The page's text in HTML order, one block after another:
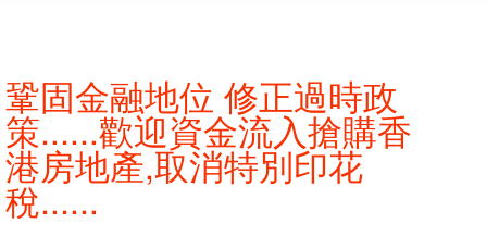
鞏固金融地位 修正過時政
策......歡迎資金流入搶購香
港房地產,取消特別印花
稅......